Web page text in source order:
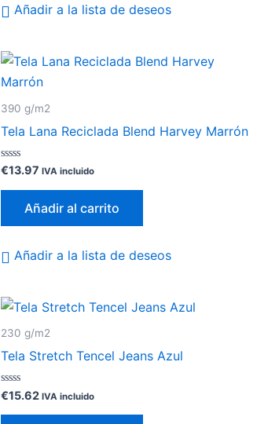
Añadir a la lista de deseos
390 g/m2
Tela Lana Reciclada Blend Harvey Marrón
Valorado
0
€13.97 IVA incluido
Añadir al carrito
Añadir a la lista de deseos
230 g/m2
Tela Stretch Tencel Jeans Azul
Valorado
0
€15.62 IVA incluido